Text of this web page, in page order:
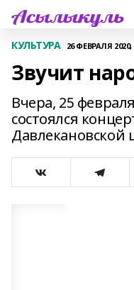
КУЛЬТУРА 26 ФЕВРАЛЯ 2020,
Звучит
Вчера, 25
состоялся
Давлекановской